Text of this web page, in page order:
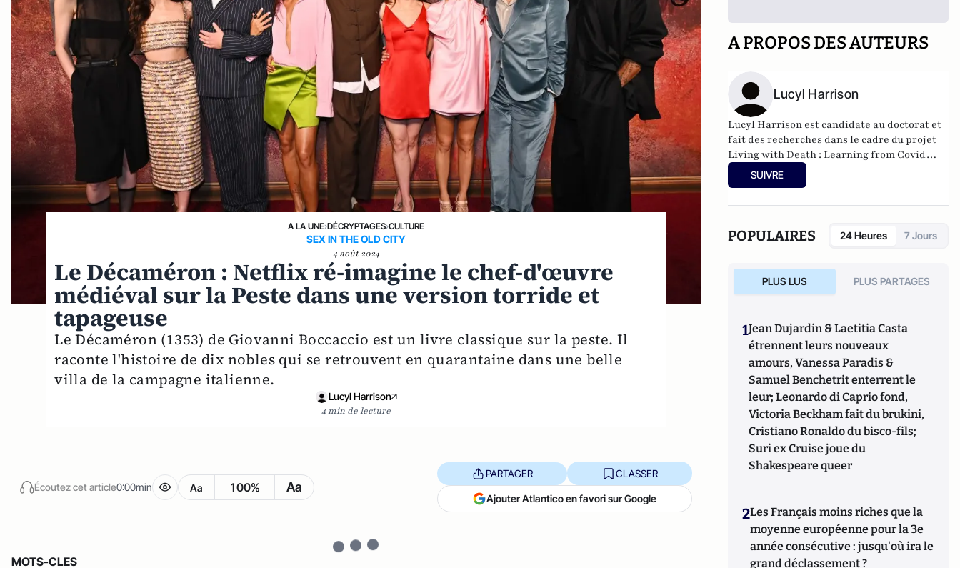
A LA UNE›DÉCRYPTAGES›CULTURE
SEX IN THE OLD CITY
4 août 2024
Le Décaméron : Netflix ré-imagine le chef-d'œuvre
médiéval sur la Peste dans une version torride et
tapageuse
Le Décaméron (1353) de Giovanni Boccaccio est un livre classique sur la peste. Il
raconte l'histoire de dix nobles qui se retrouvent en quarantaine dans une belle
villa de la campagne italienne.
Lucyl Harrison
4 min de lecture
Écoutez cet article0:00min Aa 100% Aa
PARTAGER CLASSER
Ajouter Atlantico en favori sur Google
MOTS-CLES
A PROPOS DES AUTEURS
Lucyl Harrison
Lucyl Harrison est candidate au doctorat et
fait des recherches dans le cadre du projet
Living with Death : Learning from Covid
(Vivre avec la mort : apprendre de Covid) et
animatrice du podcast du livre de Covid,
la langue et de la littérature pendant la
pandémie, afin de comprendre comment
l'adaptation à la perte, et sur la façon dont
les écrivains ont réagi à l'épidémie de Covid-
SUIVRE
POPULAIRES 24 Heures 7 Jours
PLUS LUS PLUS PARTAGES
1Jean Dujardin & Laetitia Casta
étrennent leurs nouveaux
amours, Vanessa Paradis &
Samuel Benchetrit enterrent le
leur; Leonardo di Caprio fond,
Victoria Beckham fait du brukini,
Cristiano Ronaldo du bisco-fils;
Suri ex Cruise joue du
Shakespeare queer
2Les Français moins riches que la
moyenne européenne pour la 3e
année consécutive : jusqu'où ira le
grand déclassement ?